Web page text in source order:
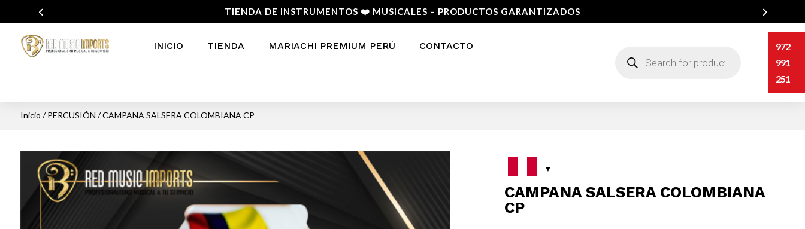
TIENDA DE INSTRUMENTOS ❤️ MUSICALES – PRODUCTOS GARANTIZADOS
INICIO TIENDA MARIACHI PREMIUM PERÚ CONTACTO
productos
972
991
251
Inicio /PERCUSIÓN / CAMPANA SALSERA COLOMBIANA CP
CAMPANA SALSERA COLOMBIANA
CP